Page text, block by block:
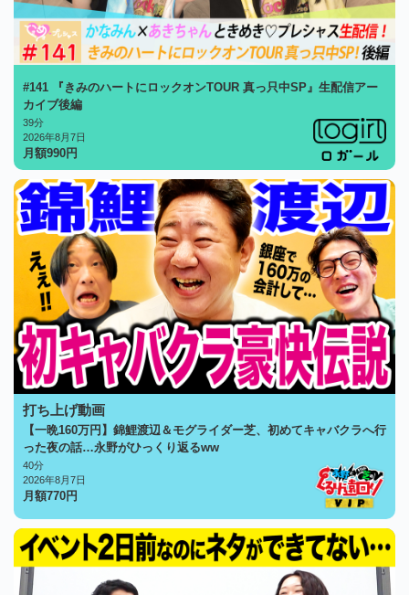
#141 『きみのハートにロックオンTOUR 真っ只中SP』生配信アー
カイブ後編
39分
2026年8月7日
月額990円
打ち上げ動画
【一晩160万円】錦鯉渡辺＆モグライダー芝、初めてキャバクラへ行
った夜の話…永野がひっくり返るww
40分
2026年8月7日
月額770円